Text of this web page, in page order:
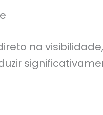
na